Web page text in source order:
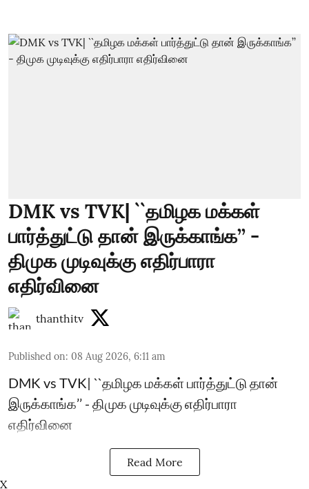
DMK vs TVK| ``தமிழக மக்கள்
பார்த்துட்டு தான் இருக்காங்க’’ -
திமுக முடிவுக்கு எதிர்பாரா
எதிர்வினை
thanthitv
Published on: 08 Aug 2026, 6:11 am
DMK vs TVK| ``தமிழக மக்கள் பார்த்துட்டு தான்
இருக்காங்க’’ - திமுக முடிவுக்கு எதிர்பாரா
எதிர்வினை
Read More
X